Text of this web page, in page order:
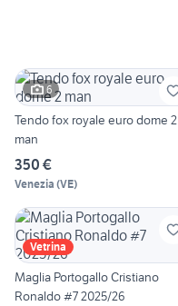
6
Tendo fox royale euro dome 2
man
350 €
Venezia (VE)
Vetrina
Maglia Portogallo Cristiano
Ronaldo #7 2025/26